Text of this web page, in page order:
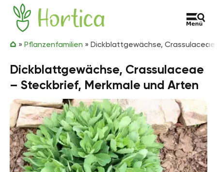
Zum Inhalt springen
Hortica
» Pflanzenfamilien » Dickblattgewächse,
Dickblattgewächse, Crassulaceae
– Steckbrief, Merkmale und Arten